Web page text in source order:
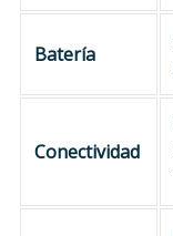
Batería
Conectividad